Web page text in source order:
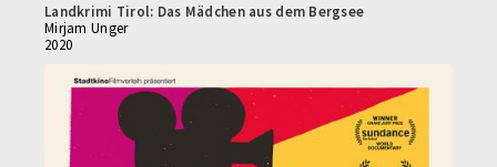
Landkrimi Tirol: Das Mädchen aus dem Bergsee
Mirjam Unger
2020